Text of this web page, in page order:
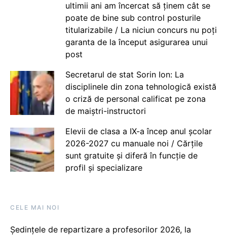
ultimii ani am încercat să ținem cât se
poate de bine sub control posturile
titularizabile / La niciun concurs nu poți
garanta de la început asigurarea unui
post
Secretarul de stat Sorin Ion: La
disciplinele din zona tehnologică există
o criză de personal calificat pe zona
de maiștri-instructori
Elevii de clasa a IX-a încep anul școlar
2026-2027 cu manuale noi / Cărțile
sunt gratuite și diferă în funcție de
profil și specializare
CELE MAI NOI
Ședințele de repartizare a profesorilor 2026, la